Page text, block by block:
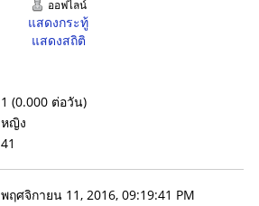
ออฟไลน์
แสดงกระทู้
แสดงสถิติ
1 (0.000 ต่อวัน)
หญิง
41
พฤศจิกายน 11, 2016, 09:19:41 PM